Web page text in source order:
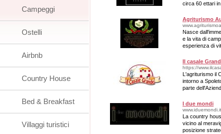
circa 60 ettari
Agriturismo
Nasce
e la vita di
esperienza di
Il casale
https://
L'agriturismo il
intorno a
parte
I due mondi
La country
vicino al
posizione
Campeggi
Ostelli
Airbnb
Country House
Bed & Breakfast
Villaggi turistici